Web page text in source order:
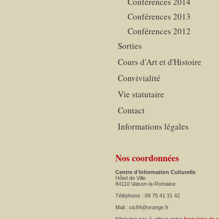
Conférences 2013
Conférences 2012
Sorties
Cours d'Art et d'Histoire
Convivialité
Vie statutaire
Contact
Informations légales
Nos coordonnées
Centre d'Information Culturelle
Hôtel de Ville
84110 Vaison-la-Romaine
Téléphone : 09 75 41 31 42
Mail : cic84@orange.fr